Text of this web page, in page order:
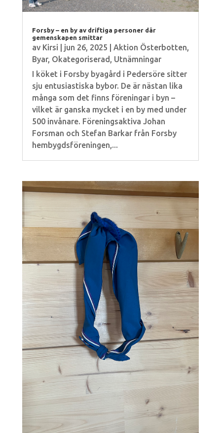
Forsby – en by av driftiga personer där
gemenskapen smittar
av Kirsi jun 26, 2025 Aktion Österbotten,
Byar, Okategoriserad, Utnämningar
I köket i Forsby byagård i Pedersöre sitter
sju entusiastiska bybor. De är nästan lika
många som det finns föreningar i byn –
vilket är ganska mycket i en by med under
500 invånare. Föreningsaktiva Johan
Forsman och Stefan Barkar från Forsby
hembygdsföreningen,...